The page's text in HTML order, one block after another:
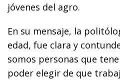
jóvenes del agro.
En su mensaje, la
edad, fue clara y
somos personas que
poder elegir de que